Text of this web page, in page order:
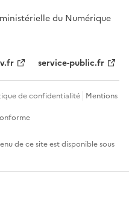
du Numérique
service-public.fr
de confidentialité Mentions
de ce site est disponible sous